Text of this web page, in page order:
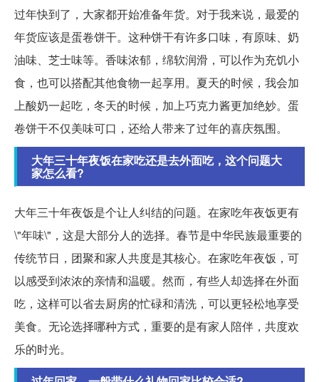
过年快到了，大家都开始准备年货。对于我来说，最爱的
年货应该是蛋卷饼干。这种饼干有许多口味，有原味、奶
油味、芝士味等。香味浓郁，绵软润滑，可以作为充饥小
食，也可以搭配其他食物一起享用。夏天的时候，我会加
上酸奶一起吃，冬天的时候，加上巧克力酱更加绝妙。蛋
卷饼干不仅美味可口，还给人带来了过年的喜庆氛围。
大年三十年夜饭在家吃还是去外面吃，这个问题大
家怎么看?
大年三十年夜饭是个让人纠结的问题。在家吃年夜饭更有
\"年味\"，这是大部分人的选择。春节是中华民族最重要的
传统节日，团聚和家人共度是其核心。在家吃年夜饭，可
以感受到浓浓的亲情和温暖。然而，有些人却选择在外面
吃，这样可以省去厨房的忙碌和清洗，可以更轻松地享受
美食。无论选择哪种方式，重要的是有家人陪伴，共度欢
乐的时光。